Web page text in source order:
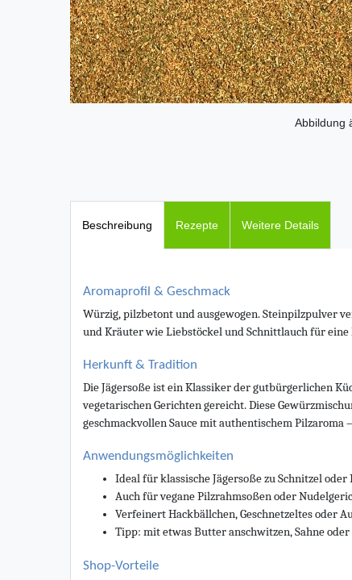
Abbildung
Beschreibung Rezepte Weitere Details
Aromaprofil & Geschmack
Würzig, pilzbetont und ausgewogen. Steinpilzpulver
und Kräuter wie Liebstöckel und Schnittlauch für eine
Herkunft & Tradition
Die Jägersoße ist ein Klassiker der gutbürgerlichen
vegetarischen Gerichten gereicht. Diese
geschmackvollen Sauce mit authentischem Pilzaroma
Anwendungsmöglichkeiten
Ideal für klassische Jägersoße zu Schnitzel oder
Auch für vegane Pilzrahmsoßen oder
Verfeinert Hackbällchen, Geschnetzeltes oder
Tipp: mit etwas Butter anschwitzen, Sahne
Shop-Vorteile